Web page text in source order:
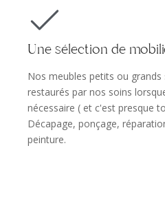
Une sélection de
Nos meubles petits ou
restaurés par nos soins
nécessaire ( et c'est presque
Décapage, ponçage,
peinture.